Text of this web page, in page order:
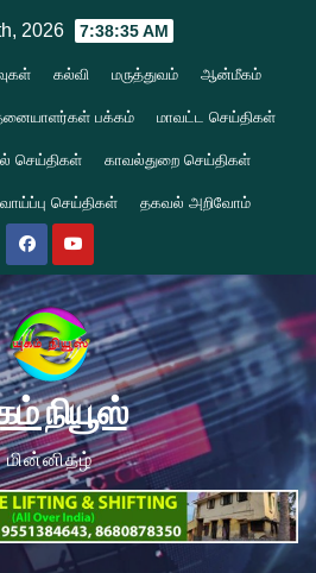
2026 7:38:36 AM
கல்வி மருத்துவம் ஆன்மீகம்
பக்கம் மாவட்ட செய்திகள்
செய்திகள் காவல்துறை செய்திகள்
செய்திகள் தகவல் அறிவோம்
நியூஸ்
மின்னிதழ்